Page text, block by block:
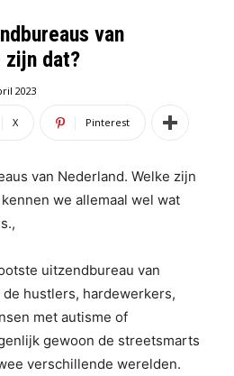
van
zijn dat?
2023
X Pinterest
van Nederland. Welke zijn
we allemaal wel wat
uitzendbureau van
hustlers, hardewerkers,
met autisme of
gewoon de streetsmarts
verschillende werelden.